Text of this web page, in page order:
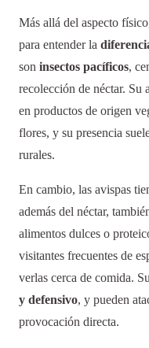
Más allá del aspecto
para entender la
son insectos pacíficos,
recolección de néctar. Su
en productos de origen
flores, y su presencia
rurales.
En cambio, las avispas
además del néctar,
alimentos dulces o
visitantes frecuentes de
verlas cerca de comida.
y defensivo, y pueden
provocación directa.